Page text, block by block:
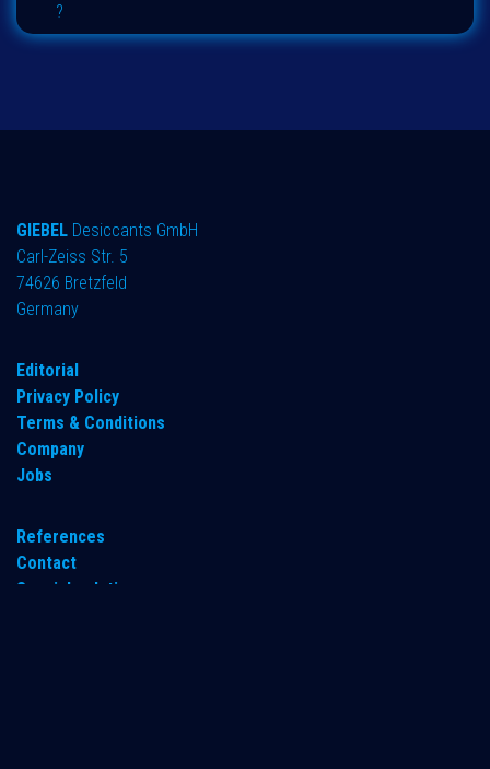
?
GIEBEL Desiccants GmbH
Carl-Zeiss Str. 5
74626 Bretzfeld
Germany
​Editorial
Privacy Policy
Terms & Conditions
Company
Jobs
References
Contact
Special solutions